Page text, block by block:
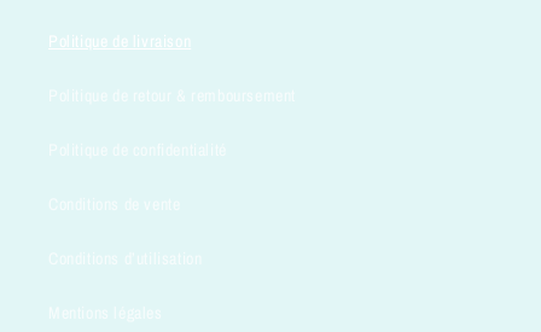
Politique de livraison